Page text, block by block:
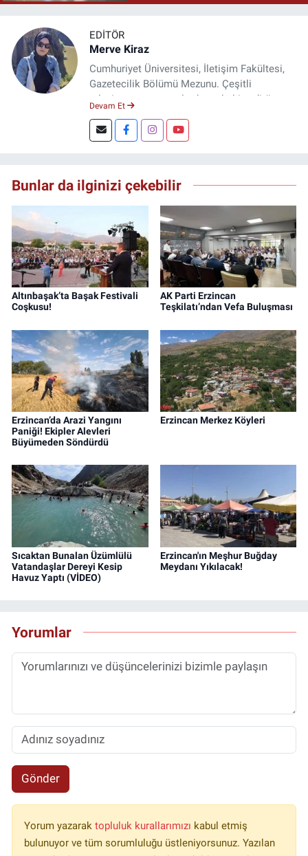
EDITÖR
Merve Kiraz
Cumhuriyet Üniversitesi, İletişim Fakültesi,
Gazetecilik Bölümü Mezunu. Çeşitli
televizyon ve gazetelerde muhabir, editör,
Şuan, www.dogugazetesi.com adlı haber
sitesinin Yazı İşleri Müdürlüğünü yürütmekte.
Devam Et
Bunlar da ilginizi çekebilir
Altınbaşak’ta Başak Festivali
Coşkusu!
AK Parti Erzincan
Teşkilatı’ndan Vefa Buluşması
Erzincan’da Arazi Yangını
Paniği! Ekipler Alevleri
Büyümeden Söndürdü
Erzincan Merkez Köyleri
Sıcaktan Bunalan Üzümlülü
Vatandaşlar Dereyi Kesip
Havuz Yaptı (VİDEO)
Erzincan'ın Meşhur Buğday
Meydanı Yıkılacak!
Yorumlar
Gönder
Yorum yazarak topluluk kurallarımızı kabul etmiş
bulunuyor ve tüm sorumluluğu üstleniyorsunuz. Yazılan